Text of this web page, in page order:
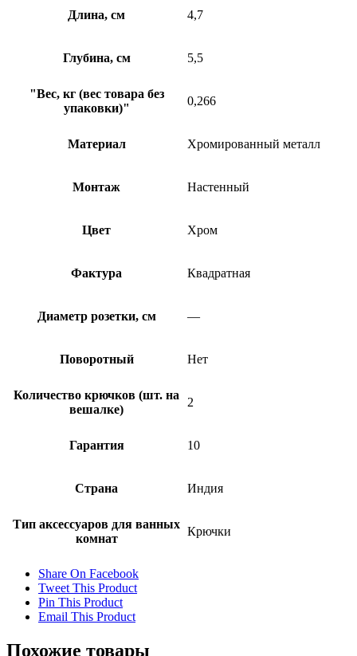
Длина, см 4,7
Глубина, см 5,5
"Вес, кг (вес товара без
упаковки)"
0,266
Материал Хромированный металл
Монтаж Настенный
Цвет Хром
Фактура Квадратная
Диаметр розетки, см —
Поворотный Нет
Количество крючков (шт. на
вешалке)
2
Гарантия 10
Страна Индия
Тип аксессуаров для ванных
комнат
Крючки
Share On Facebook
Tweet This Product
Pin This Product
Email This Product
Похожие товары